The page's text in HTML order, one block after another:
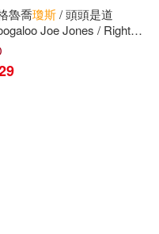
魯喬瓊斯/ 頭頭是道
Joe Jones / Right